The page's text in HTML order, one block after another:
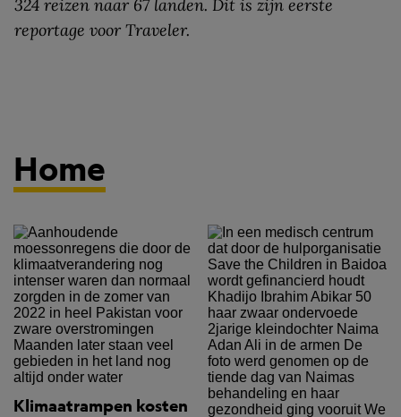
324 reizen naar 67 landen. Dit is zijn eerste
reportage voor Traveler.
Home
Klimaatrampen kosten